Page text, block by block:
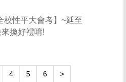
校性平大會考】~延至
換好禮唷!
4 5 6 >